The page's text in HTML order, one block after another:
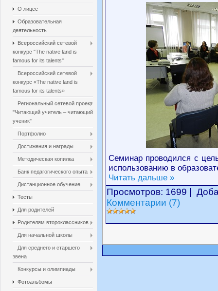
О лицее
Образовательная
деятельность
Всероссийский сетевой
конкурс "The native land is
famous for its talents"
Всероссийский сетевой
конкурс «The native land is
famous for its talents»
Региональный сетевой проект
"Читающий учитель – читающий
ученик"
Портфолио
Достижения и награды
Методическая копилка
Банк педагогического опыта
Дистанционное обучение
Тесты
Для родителей
Родителям второклассников
Для начальной школы
Для среднего и старшего
звена
Конкурсы и олимпиады
Фотоальбомы
Семинар проводился с
использованию в
Читать дальше »
Просмотров: 1699 |
Комментарии (7)